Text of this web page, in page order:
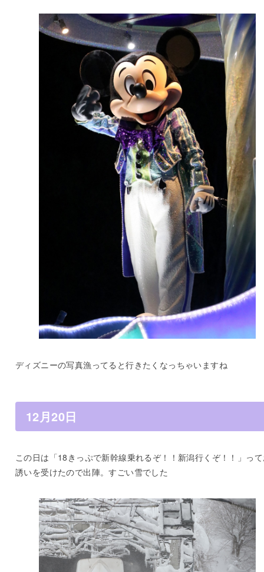
ディズニーの写真漁ってると行きたくなっちゃいますね
12月20日
この日は「18きっぷで新幹線乗れるぞ！！新潟行くぞ！！」っ
誘いを受けたので出陣。すごい雪でした